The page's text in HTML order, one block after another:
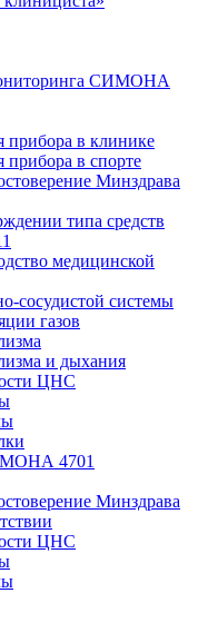
СИМОНА
прибора в клинике
в спорте
Минздрава
типа средств
медицинской
сосудистой системы
газов
и дыхания
ЦНС
4701
Минздрава
ЦНС